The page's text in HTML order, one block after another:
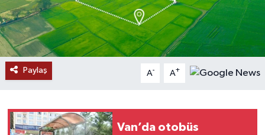
Paylaş A- A+
Van’da otobüs